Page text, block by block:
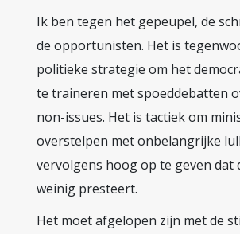
Ik ben tegen het gepeupel, de
de opportunisten. Het is
politieke strategie om het
te traineren met spoeddebatten
non-issues. Het is tactiek om
overstelpen met onbelangrijke
vervolgens hoog op te geven dat
weinig presteert.
Het moet afgelopen zijn met de